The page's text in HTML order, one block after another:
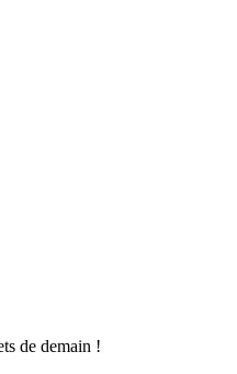
de demain !